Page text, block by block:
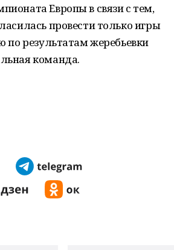
Европы в связи с тем,
провести только игры
по результатам жеребьевки
команда.